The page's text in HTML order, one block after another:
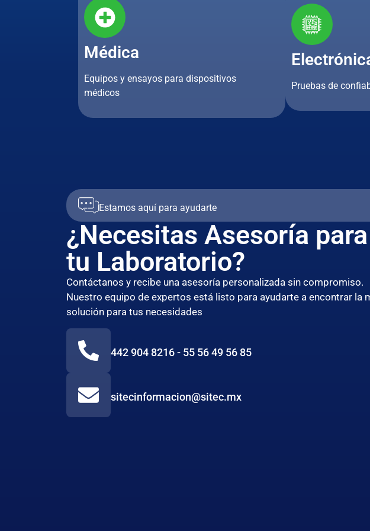
Médica
Equipos y ensayos para dispositivos
médicos
Pruebas de
Estamos aquí para ayudarte
¿Necesitas Asesoría para
tu Laboratorio?
Contáctanos y recibe una asesoría personalizada sin compromiso.
Nuestro equipo de expertos está listo para ayudarte a encontrar la
solución para tus necesidades
442 904 8216 - 55 56 49 56 85
sitecinformacion@sitec.mx